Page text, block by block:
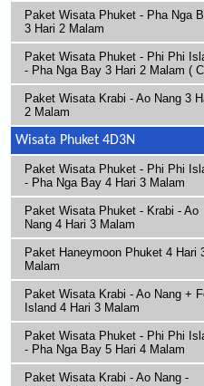
Paket Wisata Phuket - Pha Nga
3 Hari 2 Malam
Paket Wisata Phuket - Phi Phi
- Pha Nga Bay 3 Hari 2 Malam (
Paket Wisata Krabi - Ao Nang 3
2 Malam
Wisata Phuket 4D3N
Paket Wisata Phuket - Phi Phi
- Pha Nga Bay 4 Hari 3 Malam
Paket Wisata Phuket - Krabi - Ao
Nang 4 Hari 3 Malam
Paket Haneymoon Phuket 4 Hari
Malam
Paket Wisata Krabi - Ao Nang +
Island 4 Hari 3 Malam
Paket Wisata Phuket - Phi Phi
- Pha Nga Bay 5 Hari 4 Malam
Paket Wisata Krabi - Ao Nang -